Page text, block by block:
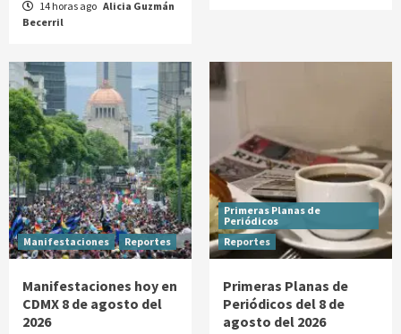
14 horas ago Alicia Guzmán
Becerril
Manifestaciones Reportes
Manifestaciones hoy en
CDMX 8 de agosto del
2026
Primeras Planas de
Periódicos
Reportes
Primeras Planas de
Periódicos del 8 de
agosto del 2026